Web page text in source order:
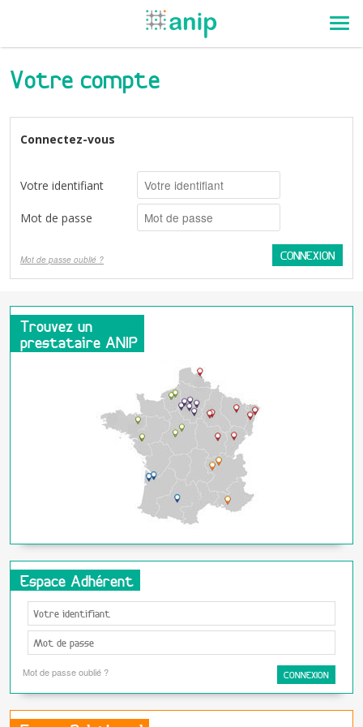
Votre compte
Connectez-vous
Votre identifiant
Mot de passe
Mot de passe oublié ?
Trouvez un
prestataire ANIP
Espace Adhérent
Mot de passe oublié ?